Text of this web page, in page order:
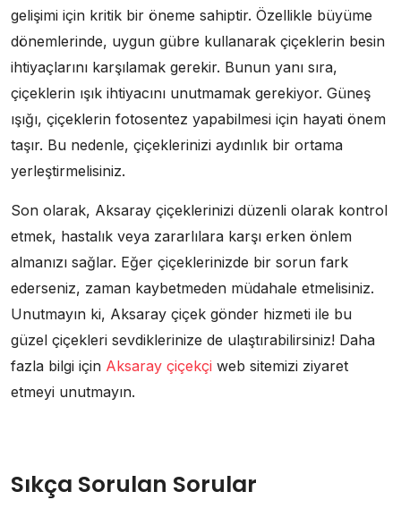
gelişimi için kritik bir öneme sahiptir. Özellikle büyüme
dönemlerinde, uygun gübre kullanarak çiçeklerin besin
ihtiyaçlarını karşılamak gerekir. Bunun yanı sıra,
çiçeklerin ışık ihtiyacını unutmamak gerekiyor. Güneş
ışığı, çiçeklerin fotosentez yapabilmesi için hayati önem
taşır. Bu nedenle, çiçeklerinizi aydınlık bir ortama
yerleştirmelisiniz.
Son olarak, Aksaray çiçeklerinizi düzenli olarak kontrol
etmek, hastalık veya zararlılara karşı erken önlem
almanızı sağlar. Eğer çiçeklerinizde bir sorun fark
ederseniz, zaman kaybetmeden müdahale etmelisiniz.
Unutmayın ki, Aksaray çiçek gönder hizmeti ile bu
güzel çiçekleri sevdiklerinize de ulaştırabilirsiniz! Daha
fazla bilgi için Aksaray çiçekçi web sitemizi ziyaret
etmeyi unutmayın.
Sıkça Sorulan Sorular